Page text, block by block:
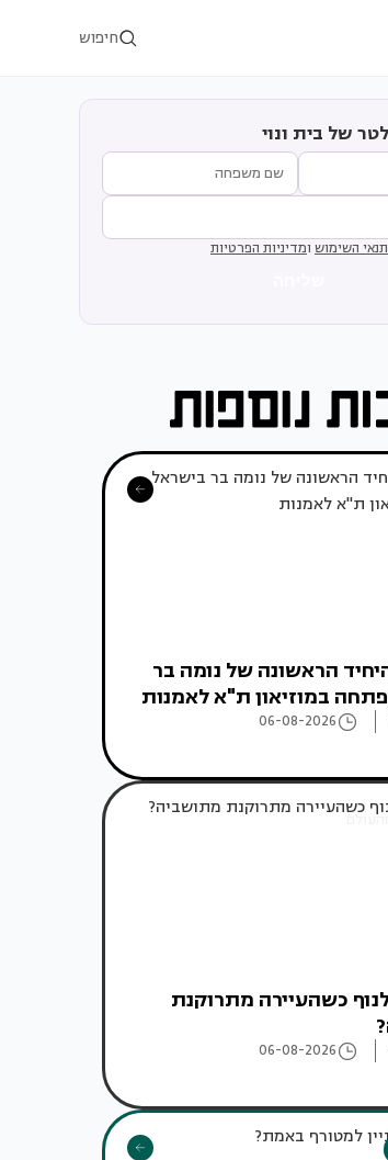
חיפוש
של בית ונוי
תנאי השימוש ומדיניות הפרטיות
הראשונה של נומה בר
במוזיאון ת"א לאמנות
06-08-2026
כשהעיירה מתרוקנת
06-08-2026